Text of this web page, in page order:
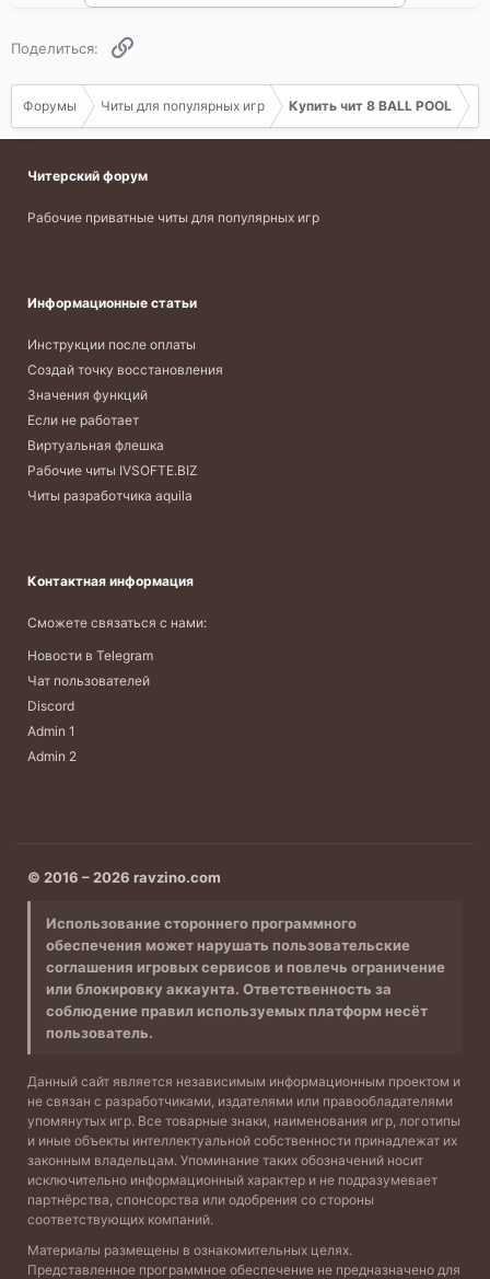
Поделиться:
Форумы Читы для популярных игр Купить чит 8 BALL POOL
Читерский форум
Рабочие приватные читы для популярных игр
Информационные статьи
Инструкции после оплаты
Создай точку восстановления
Значения функций
Если не работает
Виртуальная флешка
Рабочие читы IVSOFTE.BIZ
Читы разработчика aquila
Контактная информация
Сможете связаться с нами:
Новости в Telegram
Чат пользователей
Discord
Admin 1
Admin 2
© 2016 – 2026 ravzino.com
Использование стороннего программного
обеспечения может нарушать пользовательские
соглашения игровых сервисов и повлечь ограничение
или блокировку аккаунта. Ответственность за
соблюдение правил используемых платформ несёт
пользователь.
Данный сайт является независимым информационным проектом и
не связан с разработчиками, издателями или правообладателями
упомянутых игр. Все товарные знаки, наименования игр, логотипы
и иные объекты интеллектуальной собственности принадлежат их
законным владельцам. Упоминание таких обозначений носит
исключительно информационный характер и не подразумевает
партнёрства, спонсорства или одобрения со стороны
соответствующих компаний.
Материалы размещены в ознакомительных целях.
Представленное программное обеспечение не предназначено для